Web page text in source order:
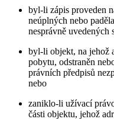
byl-li zápis proveden
neúplných nebo
nesprávně uvedených
byl-li objekt, na jehož
pobytu, odstraněn
právních předpisů
nebo
zaniklo-li užívací
části objektu, jehož